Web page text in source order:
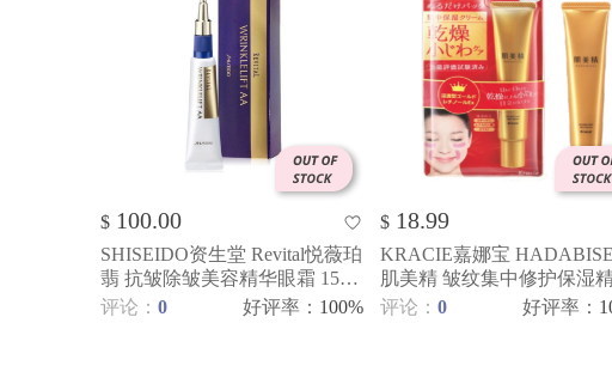
$ 100.00
SHISEIDO资生堂 Revital悦薇珀
翡 抗皱除皱美容精华眼霜 15g
祛皱小熨斗
评论： 0 好评率 ： 100%
$ 18.99
KRACIE嘉娜宝
肌美精 皱纹集中修护保湿
乳 30g
评论： 0 好评率 ：